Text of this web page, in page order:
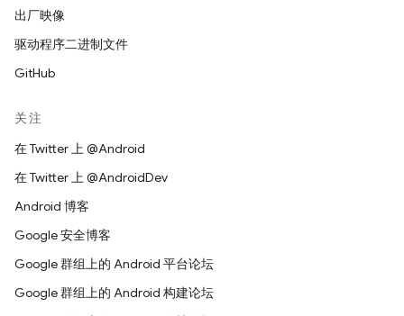
出厂映像
驱动程序二进制文件
GitHub
关注
在 Twitter 上 @Android
在 Twitter 上 @AndroidDev
Android 博客
Google 安全博客
Google 群组上的 Android 平台论坛
Google 群组上的 Android 构建论坛